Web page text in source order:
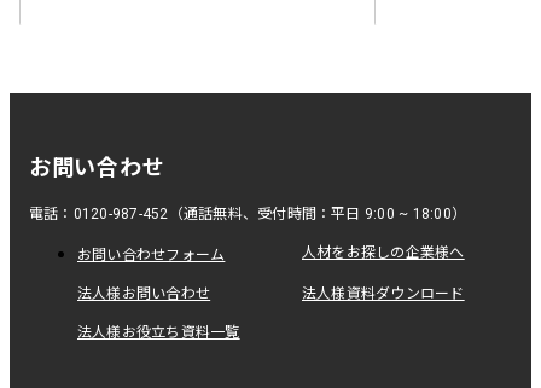
お問い合わせ
電話：0120-987-452（通話無料、受付時間：平日 9:00 ~ 18:00）
お問い合わせフォーム 人材をお探しの企業様へ
法人様お問い合わせ 法人様資料ダウンロード
法人様お役立ち資料一覧